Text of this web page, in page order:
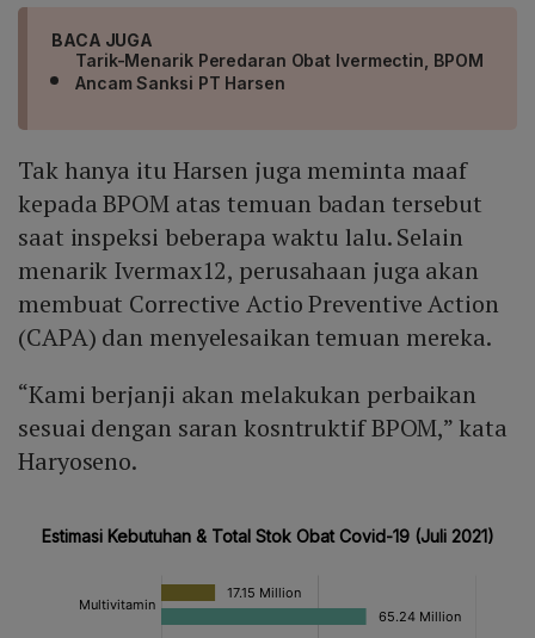
BACA JUGA
Tarik-Menarik Peredaran Obat Ivermectin, BPOM
Ancam Sanksi PT Harsen
Tak hanya itu Harsen juga meminta maaf
kepada BPOM atas temuan badan tersebut
saat inspeksi beberapa waktu lalu. Selain
menarik Ivermax12, perusahaan juga akan
membuat Corrective Actio Preventive Action
(CAPA) dan menyelesaikan temuan mereka.
“Kami berjanji akan melakukan perbaikan
sesuai dengan saran kosntruktif BPOM,” kata
Haryoseno.